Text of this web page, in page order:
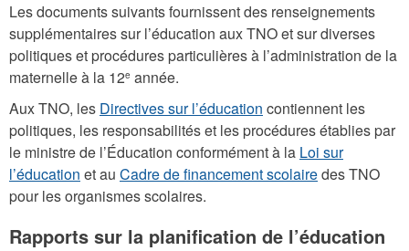
Les documents suivants fournissent des renseignements
supplémentaires sur l’éducation aux TNO et sur diverses
politiques et procédures particulières à l’administration de la
maternelle à la 12e année.
Aux TNO, les Directives sur l’éducation contiennent les
politiques, les responsabilités et les procédures établies par
le ministre de l’Éducation conformément à la Loi sur
l’éducation et au Cadre de financement scolairedes TNO
pour les organismes scolaires.
Rapports sur la planification de l’éducation